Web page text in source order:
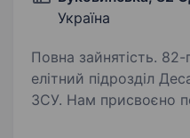
Україна
Повна зайнятість. 82-га Буковинська —
елітний підрозділ
ЗСУ. Нам присвоєно